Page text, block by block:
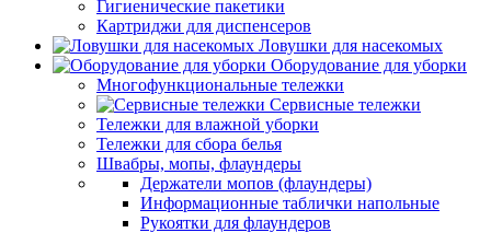
Гигиенические пакетики
Картриджи для диспенсеров
Ловушки для насекомых
Оборудование для уборки
Многофункциональные тележки
Сервисные тележки
Тележки для влажной уборки
Тележки для сбора белья
Швабры, мопы, флаундеры
Держатели мопов (флаундеры)
Информационные таблички напольные
Рукоятки для флаундеров